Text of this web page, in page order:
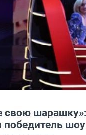
свою шарашку»:
победитель шоу